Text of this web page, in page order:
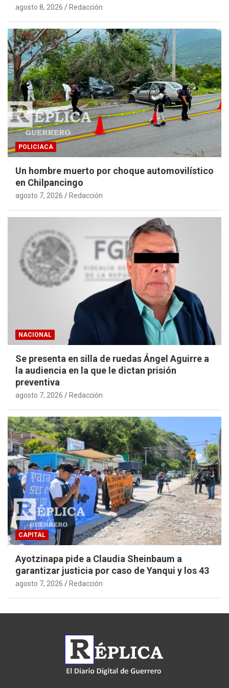
agosto 8, 2026 Redacción
POLICIACA
Un hombre muerto por choque automovilístico
en Chilpancingo
agosto 7, 2026 Redacción
NACIONAL
Se presenta en silla de ruedas Ángel Aguirre a
la audiencia en la que le dictan prisión
preventiva
agosto 7, 2026 Redacción
CAPITAL
Ayotzinapa pide a Claudia Sheinbaum a
garantizar justicia por caso de Yanqui y los 43
agosto 7, 2026 Redacción